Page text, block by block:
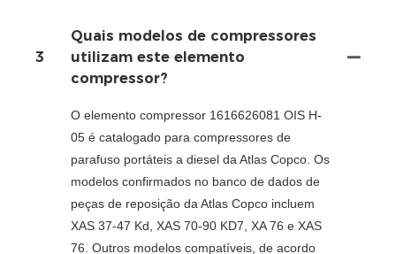
3
Quais modelos de compressores
utilizam este elemento
compressor?
O elemento compressor 1616626081 OIS H-
05 é catalogado para compressores de
parafuso portáteis a diesel da Atlas Copco. Os
modelos confirmados no banco de dados de
peças de reposição da Atlas Copco incluem
XAS 37-47 Kd, XAS 70-90 KD7, XA 76 e XAS
76. Outros modelos compatíveis, de acordo